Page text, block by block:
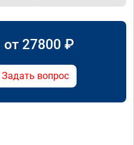
от 27800 ₽
Задать вопрос